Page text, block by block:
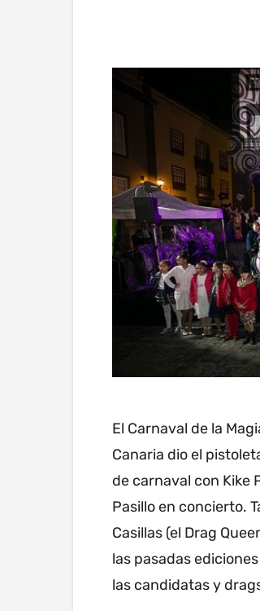
El Carnaval de la
Canaria dio el
de carnaval con Kike
Pasillo en concierto.
Casillas (el Drag
las pasadas
las candidatas y